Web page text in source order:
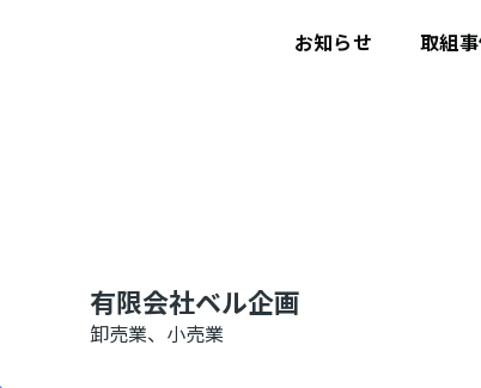
お知らせ 取組
有限会社ベル企画
卸売業、小売業